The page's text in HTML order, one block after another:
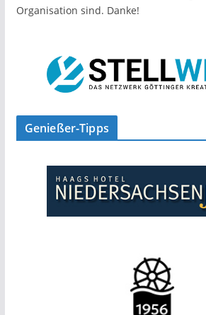
Organisation sind. Danke!
Genießer-Tipps